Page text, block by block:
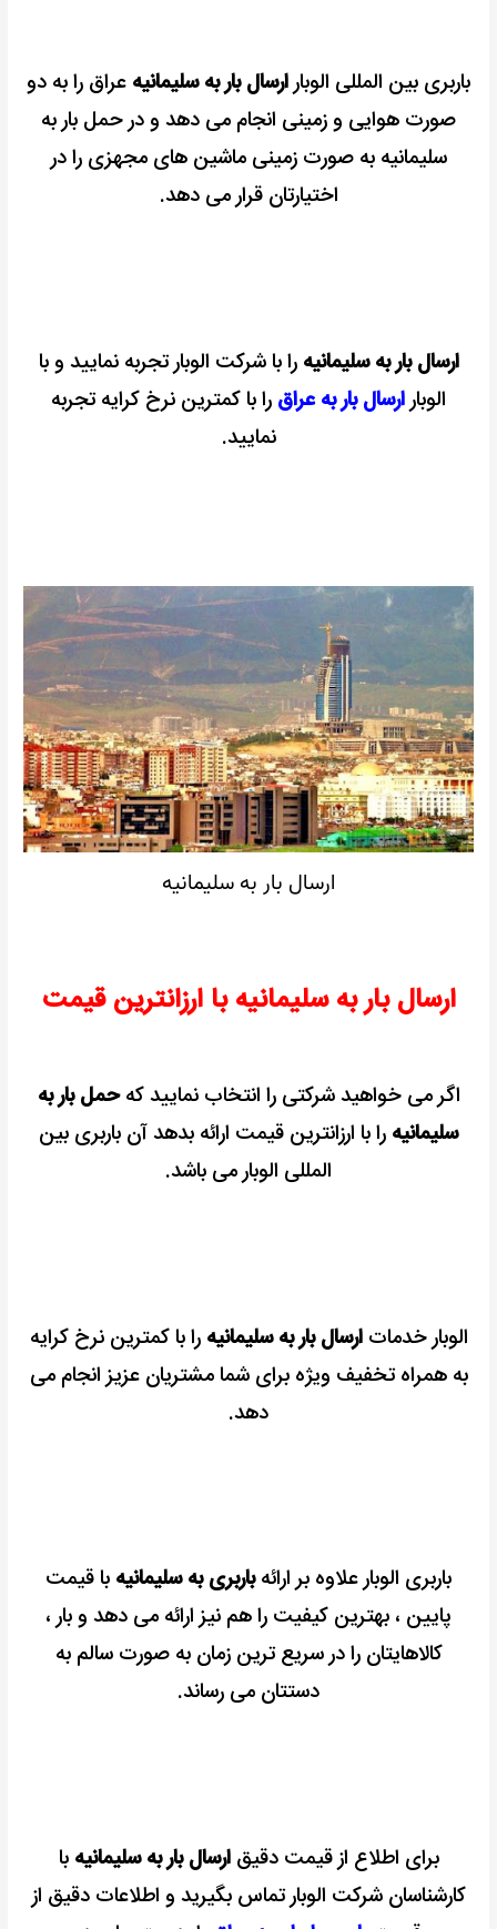
باربری بین المللی الوبارارسال بار به سلیمانیه عراق را به دو
صورت هوایی و زمینی انجام می دهد و در حمل بار به
سلیمانیه به صورت زمینی ماشین های مجهزی را در
اختیارتان قرار می دهد.
ارسال بار به سلیمانیه را با شرکت الوبار تجربه نمایید و با
الوبارارسال بار به عراق را با کمترین نرخ کرایه تجربه
نمایید.
ارسال بار به سلیمانیه
ارسال بار به سلیمانیه با ارزانترین قیمت
اگر می خواهید شرکتی را انتخاب نمایید کهحمل بار به
سلیمانیه را با ارزانترین قیمت ارائه بدهد آن باربری بین
المللی الوبار می باشد.
الوبار خدماتارسال بار به سلیمانیه را با کمترین نرخ کرایه
به همراه تخفیف ویژه برای شما مشتریان عزیز انجام می
دهد.
باربری الوبار علاوه بر ارائهباربری به سلیمانیه با قیمت
پایین ، بهترین کیفیت را هم نیز ارائه می دهد و بار ،
کالاهایتان را در سریع ترین زمان به صورت سالم به
دستتان می رساند.
برای اطلاع از قیمت دقیقارسال بار به سلیمانیه با
کارشناسان شرکت الوبار تماس بگیرید و اطلاعات دقیق از